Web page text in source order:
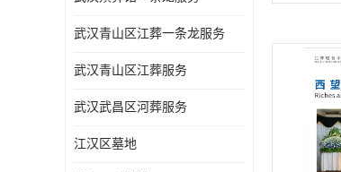
武汉青山区江葬一条龙服务
武汉青山区江葬服务
武汉武昌区河葬服务
江汉区墓地